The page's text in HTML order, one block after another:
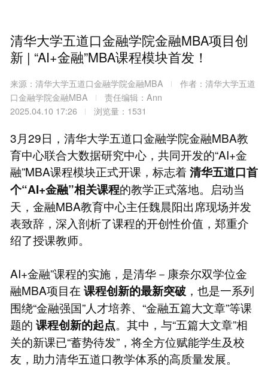
清华大学五道口金融学院金融MBA项目创
新 | “AI+金融”MBA课程模块首发！
来源：清华大学五道口金融学院金融MBA
作者：清华大学五道
口金融学院金融MBA
责任编辑：Ann
2025.04.10 17:26
浏览量：1531
3月29日，清华大学五道口金融学院金融MBA教
育中心联合大数据研究中心，共同开发的“AI+金
融”MBA课程模块正式开课，标志着清华五道口首
个“AI+金融”相关课程的教学正式落地。启动当
天，金融MBA教育中心主任魏晨阳出席现场并发
表致辞，深入剖析了课程的开创性价值，郑重介
绍了授课教师。
AI+金融”课程的实施，是清华－康奈尔双学位金
融MBA项目在 课程创新的最新突破，也是一系列
围绕“金融强国”人才培养、“金融五篇大文章”等课
题的 课程创新的起点。其中，与“五篇大文章”相
关的新课已“蓄势待发”，将全方位赋能学生及校
友，助力清华五道口教学体系的高质量发展。